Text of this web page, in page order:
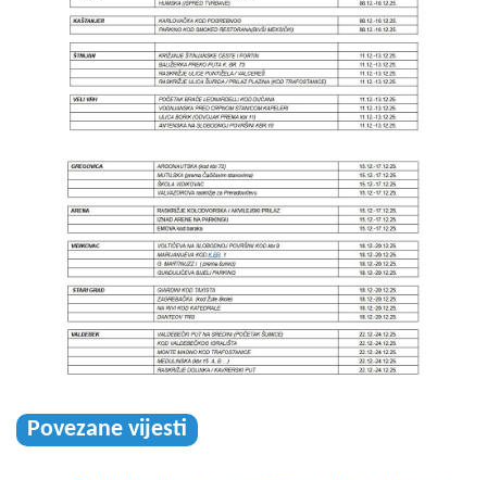
Povezane vijesti